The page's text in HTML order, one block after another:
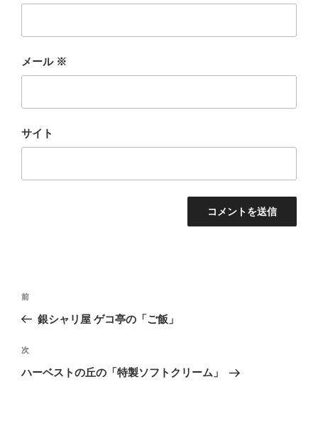
メール ※
サイト
投
ビ
ゲ
前
の
稿
前
銀シャリ屋 ゲコ亭の「ご飯」
次
の
次
ハーベストの丘の「特製ソフトクリーム」